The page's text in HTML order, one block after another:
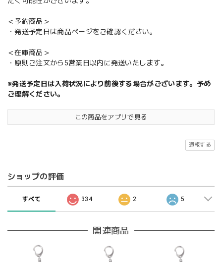
＜予約商品＞
・発送予定日は商品ページをご確認ください。
＜在庫商品＞
・原則ご注文から5営業日以内に発送いたします。
※発送予定日は入荷状況により前後する場合がございます。予め
ご理解ください。
この商品をアプリで見る
通報する
ショップの評価
すべて 334 2 5
関連商品